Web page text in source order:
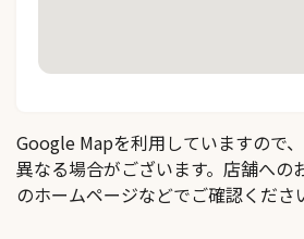
Google Mapを利用していますので
異なる場合がございます。店舗への
のホームページなどでご確認くださ